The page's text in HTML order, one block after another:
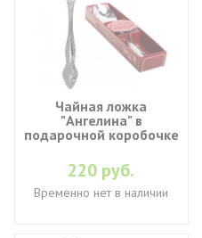
Чайная ложка
"Ангелина" в
подарочной коробочке
220 руб.
Временно нет в наличии